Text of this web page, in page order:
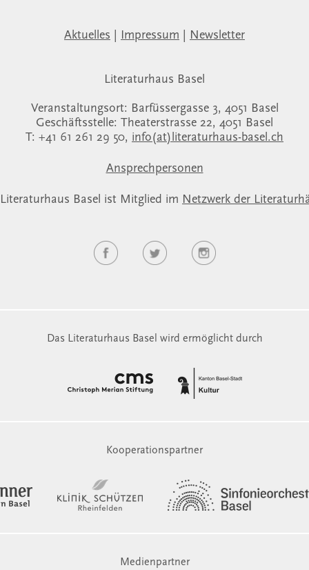
Aktuelles Impressum Newsletter
Literaturhaus Basel
Veranstaltungsort: Barfüssergasse 3, 4051 Basel
Geschäftsstelle: Theaterstrasse 22, 4051 Basel
T: +41 61 261 29 50, info(at)literaturhaus-basel.ch
Ansprechpersonen
Basel ist Mitglied im Netzwerk der
Das Literaturhaus Basel wird ermöglicht durch
Kooperationspartner
Medienpartner